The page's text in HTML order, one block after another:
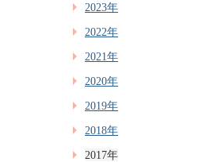
2023年
2022年
2021年
2020年
2019年
2018年
2017年